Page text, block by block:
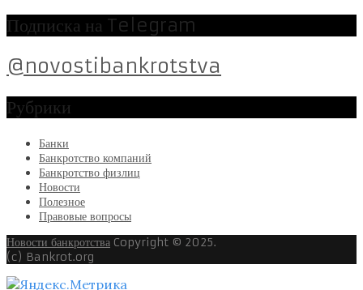
Подписка на Telegram
@novostibankrotstva
Рубрики
Банки
Банкротство компаний
Банкротство физлиц
Новости
Полезное
Правовые вопросы
Новости банкротства Copyright © 2025.
(c) Bankrot.org